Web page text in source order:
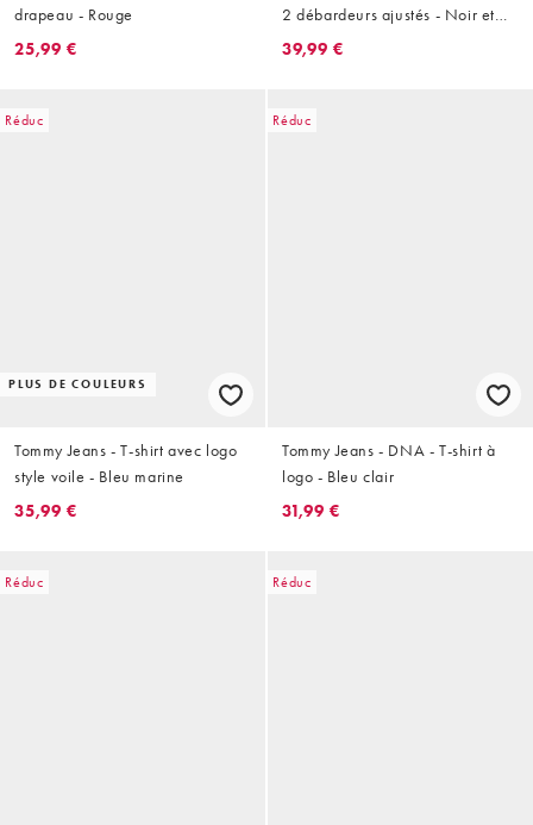
drapeau - Rouge
25,99 €
2 débardeurs ajustés - Noir et
blanc
39,99 €
Réduc
PLUS DE COULEURS
Tommy Jeans - T-shirt avec logo
style voile - Bleu marine
35,99 €
Réduc
Tommy Jeans - DNA - T-shirt à
logo - Bleu clair
31,99 €
Réduc Réduc